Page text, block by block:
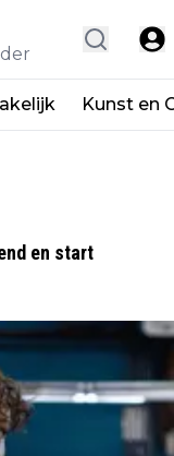
Kunst en
en start